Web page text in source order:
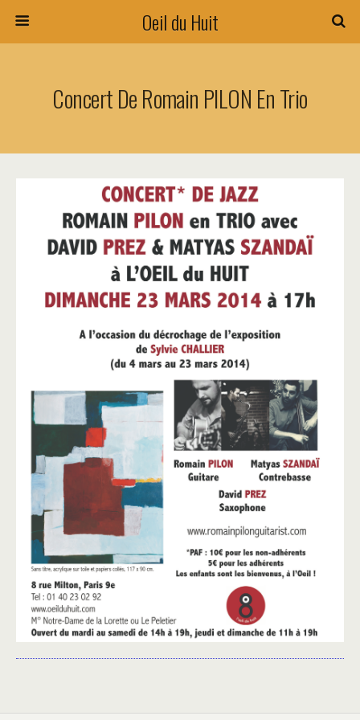
Oeil du Huit
Concert De Romain PILON En Trio